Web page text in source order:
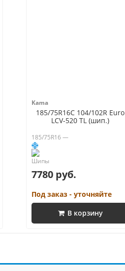
Kama
185/75R16C 104/102R Euro
LCV-520 TL (шип.)
185/75R16 —
7780 руб.
Под заказ - уточняйте
В корзину